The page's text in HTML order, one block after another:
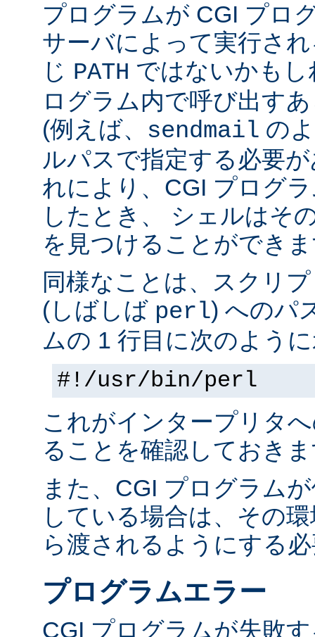
プログラムが CGI プロ
サーバによって実行さ
じ PATH ではないかも
ログラム内で呼び出す
(例えば、 sendmail の
ルパスで指定する必要
れにより、CGI プログ
したとき、 シェルはそ
を見つけることができ
同様なことは、スクリ
(しばしば perl) へのパ
ムの 1 行目に次のよう
#!/usr/bin/perl
これがインタープリタ
ることを確認しておき
また、CGI プログラム
している場合は、その
ら渡されるようにする
プログラムエラー
CGI プログラムが失敗